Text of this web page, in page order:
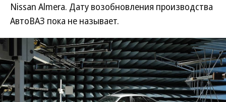
Nissan Almera. Дату возобновления производства
АвтоВАЗ пока не называет.